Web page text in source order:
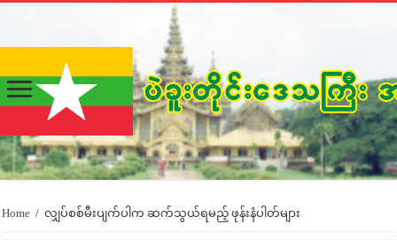
Home / လျှပ်စစ်မီးပျက်ပါက ဆက်သွယ်ရမည့် ဖုန်းနံပါတ်များ